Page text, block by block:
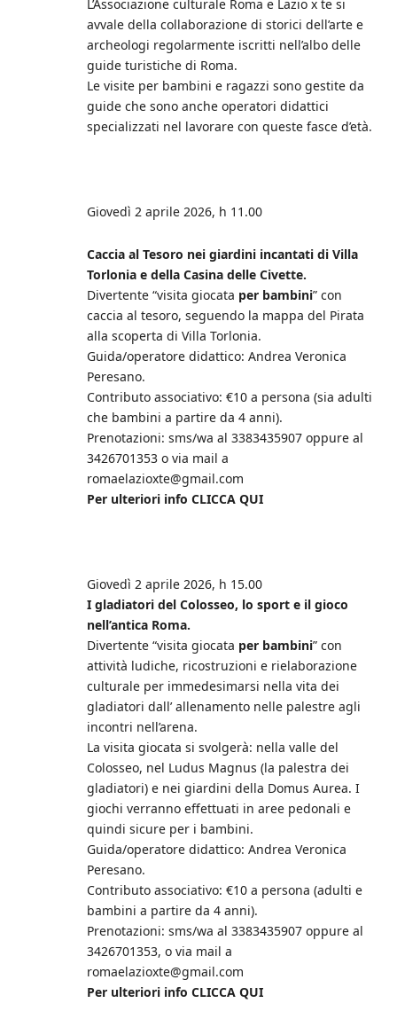
L’Associazione culturale Roma e Lazio x te si
avvale della collaborazione di storici dell’arte e
archeologi regolarmente iscritti nell’albo delle
guide turistiche di Roma.
Le visite per bambini e ragazzi sono gestite da
guide che sono anche operatori didattici
specializzati nel lavorare con queste fasce d’età.
Giovedì 2 aprile 2026, h 11.00
Caccia al Tesoro nei giardini incantati di Villa
Torlonia e della Casina delle Civette.
Divertente “visita giocata per bambini” con
caccia al tesoro, seguendo la mappa del Pirata
alla scoperta di Villa Torlonia.
Guida/operatore didattico: Andrea Veronica
Peresano.
Contributo associativo: €10 a persona (sia adulti
che bambini a partire da 4 anni).
Prenotazioni: sms/wa al 3383435907 oppure al
3426701353 o via mail a
romaelazioxte@gmail.com
Per ulteriori info CLICCA QUI
Giovedì 2 aprile 2026, h 15.00
I gladiatori del Colosseo, lo sport e il gioco
nell’antica Roma.
Divertente “visita giocata per bambini” con
attività ludiche, ricostruzioni e rielaborazione
culturale per immedesimarsi nella vita dei
gladiatori dall’ allenamento nelle palestre agli
incontri nell’arena.
La visita giocata si svolgerà: nella valle del
Colosseo, nel Ludus Magnus (la palestra dei
gladiatori) e nei giardini della Domus Aurea. I
giochi verranno effettuati in aree pedonali e
quindi sicure per i bambini.
Guida/operatore didattico: Andrea Veronica
Peresano.
Contributo associativo: €10 a persona (adulti e
bambini a partire da 4 anni).
Prenotazioni: sms/wa al 3383435907 oppure al
3426701353, o via mail a
romaelazioxte@gmail.com
Per ulteriori info CLICCA QUI